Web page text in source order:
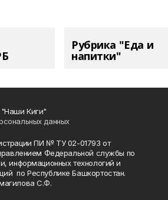
Рубрика "Еда и
напитки"
Киги"
данных
ПИ № ТУ 02-01793 от
Федеральной службы по
информационных технологий и
по Республике Башкортостан.
С.Ф.